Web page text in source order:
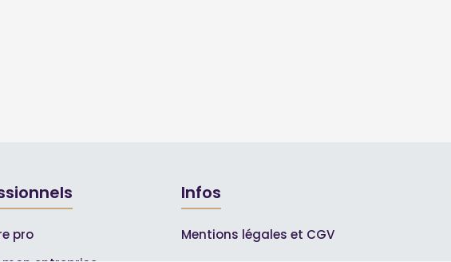
pro
Infos
Mentions légales et CGV